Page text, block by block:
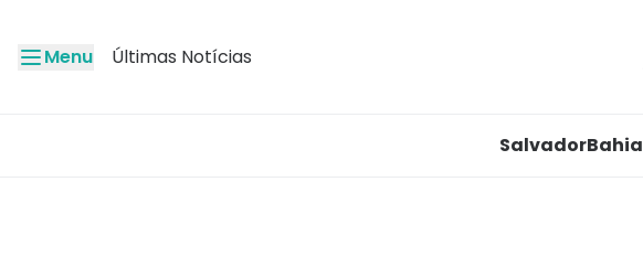
Menu Últimas Notícias
SalvadorBahia